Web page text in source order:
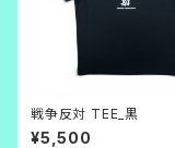
戦争反対 TEE_黒
¥5,500